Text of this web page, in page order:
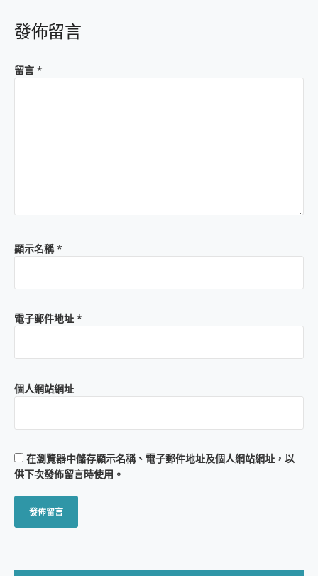
發佈留言
留言 *
顯示名稱*
電子郵件地址 *
個人網站網址
在瀏覽器中儲存顯示名稱、電子郵件地址及個人網站網址，以
供下次發佈留言時使用。